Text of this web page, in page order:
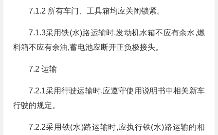
7.1.2 所有车门、工具箱均应关闭锁紧。
7.1.3采用铁(水)路运输时,发动机水箱不应有余水,燃
料箱不应有余油,蓄电池应断开正负极接头。
7.2 运输
7.2.1采用行驶运输时,应遵守使用说明书中相关新车
行驶的规定。
7.2.2采用铁(水)路运输时,应执行铁(水)路运输的相